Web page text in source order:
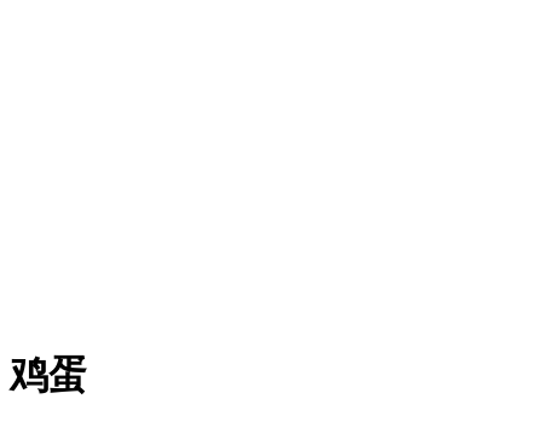
鸡蛋